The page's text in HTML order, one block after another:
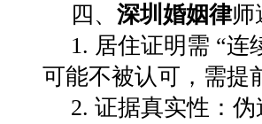
四、 深圳婚姻律师
1. 居住证明需 “连
可能不被认可，需提
2. 证据真实性：